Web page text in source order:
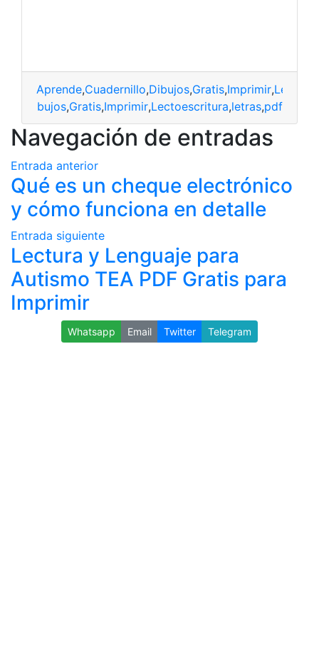
Aprende,Cuadernillo,Dibujos,Gratis,Imprimir,
dibujos,Gratis,Imprimir,Lectoescritura,letras,pdf
Navegación de entradas
Entrada anterior
Qué es un cheque electrónico
y cómo funciona en detalle
Entrada siguiente
Lectura y Lenguaje para
Autismo TEA PDF Gratis para
Imprimir
Whatsapp Email Twitter Telegram